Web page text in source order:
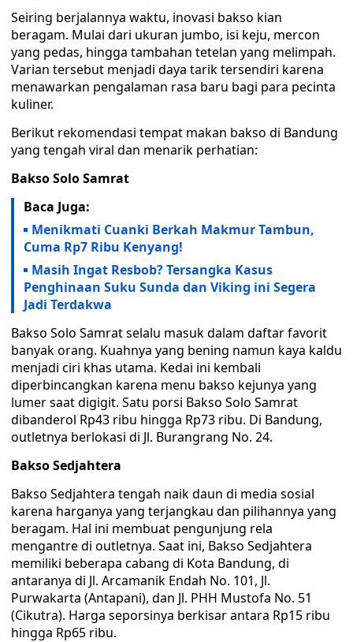
Seiring berjalannya waktu, inovasi bakso kian
beragam. Mulai dari ukuran jumbo, isi keju, mercon
yang pedas, hingga tambahan tetelan yang melimpah.
Varian tersebut menjadi daya tarik tersendiri karena
menawarkan pengalaman rasa baru bagi para pecinta
kuliner.
Berikut rekomendasi tempat makan bakso di Bandung
yang tengah viral dan menarik perhatian:
Bakso Solo Samrat
Baca Juga:
Menikmati Cuanki Berkah Makmur Tambun,
Cuma Rp7 Ribu Kenyang!
Masih Ingat Resbob? Tersangka Kasus
Penghinaan Suku Sunda dan Viking ini Segera
Jadi Terdakwa
Bakso Solo Samrat selalu masuk dalam daftar favorit
banyak orang. Kuahnya yang bening namun kaya kaldu
menjadi ciri khas utama. Kedai ini kembali
diperbincangkan karena menu bakso kejunya yang
lumer saat digigit. Satu porsi Bakso Solo Samrat
dibanderol Rp43 ribu hingga Rp73 ribu. Di Bandung,
outletnya berlokasi di Jl. Burangrang No. 24.
Bakso Sedjahtera
Bakso Sedjahtera tengah naik daun di media sosial
karena harganya yang terjangkau dan pilihannya yang
beragam. Hal ini membuat pengunjung rela
mengantre di outletnya. Saat ini, Bakso Sedjahtera
memiliki beberapa cabang di Kota Bandung, di
antaranya di Jl. Arcamanik Endah No. 101, Jl.
Purwakarta (Antapani), dan Jl. PHH Mustofa No. 51
(Cikutra). Harga seporsinya berkisar antara Rp15 ribu
hingga Rp65 ribu.